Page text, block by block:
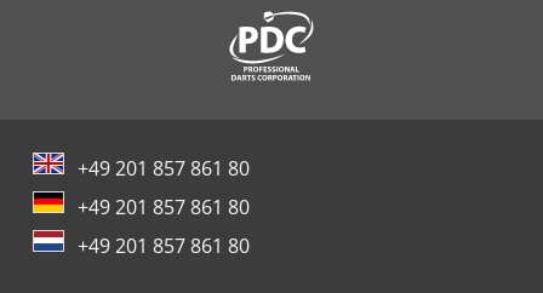
+49 201 857 861 80
+49 201 857 861 80
+49 201 857 861 80